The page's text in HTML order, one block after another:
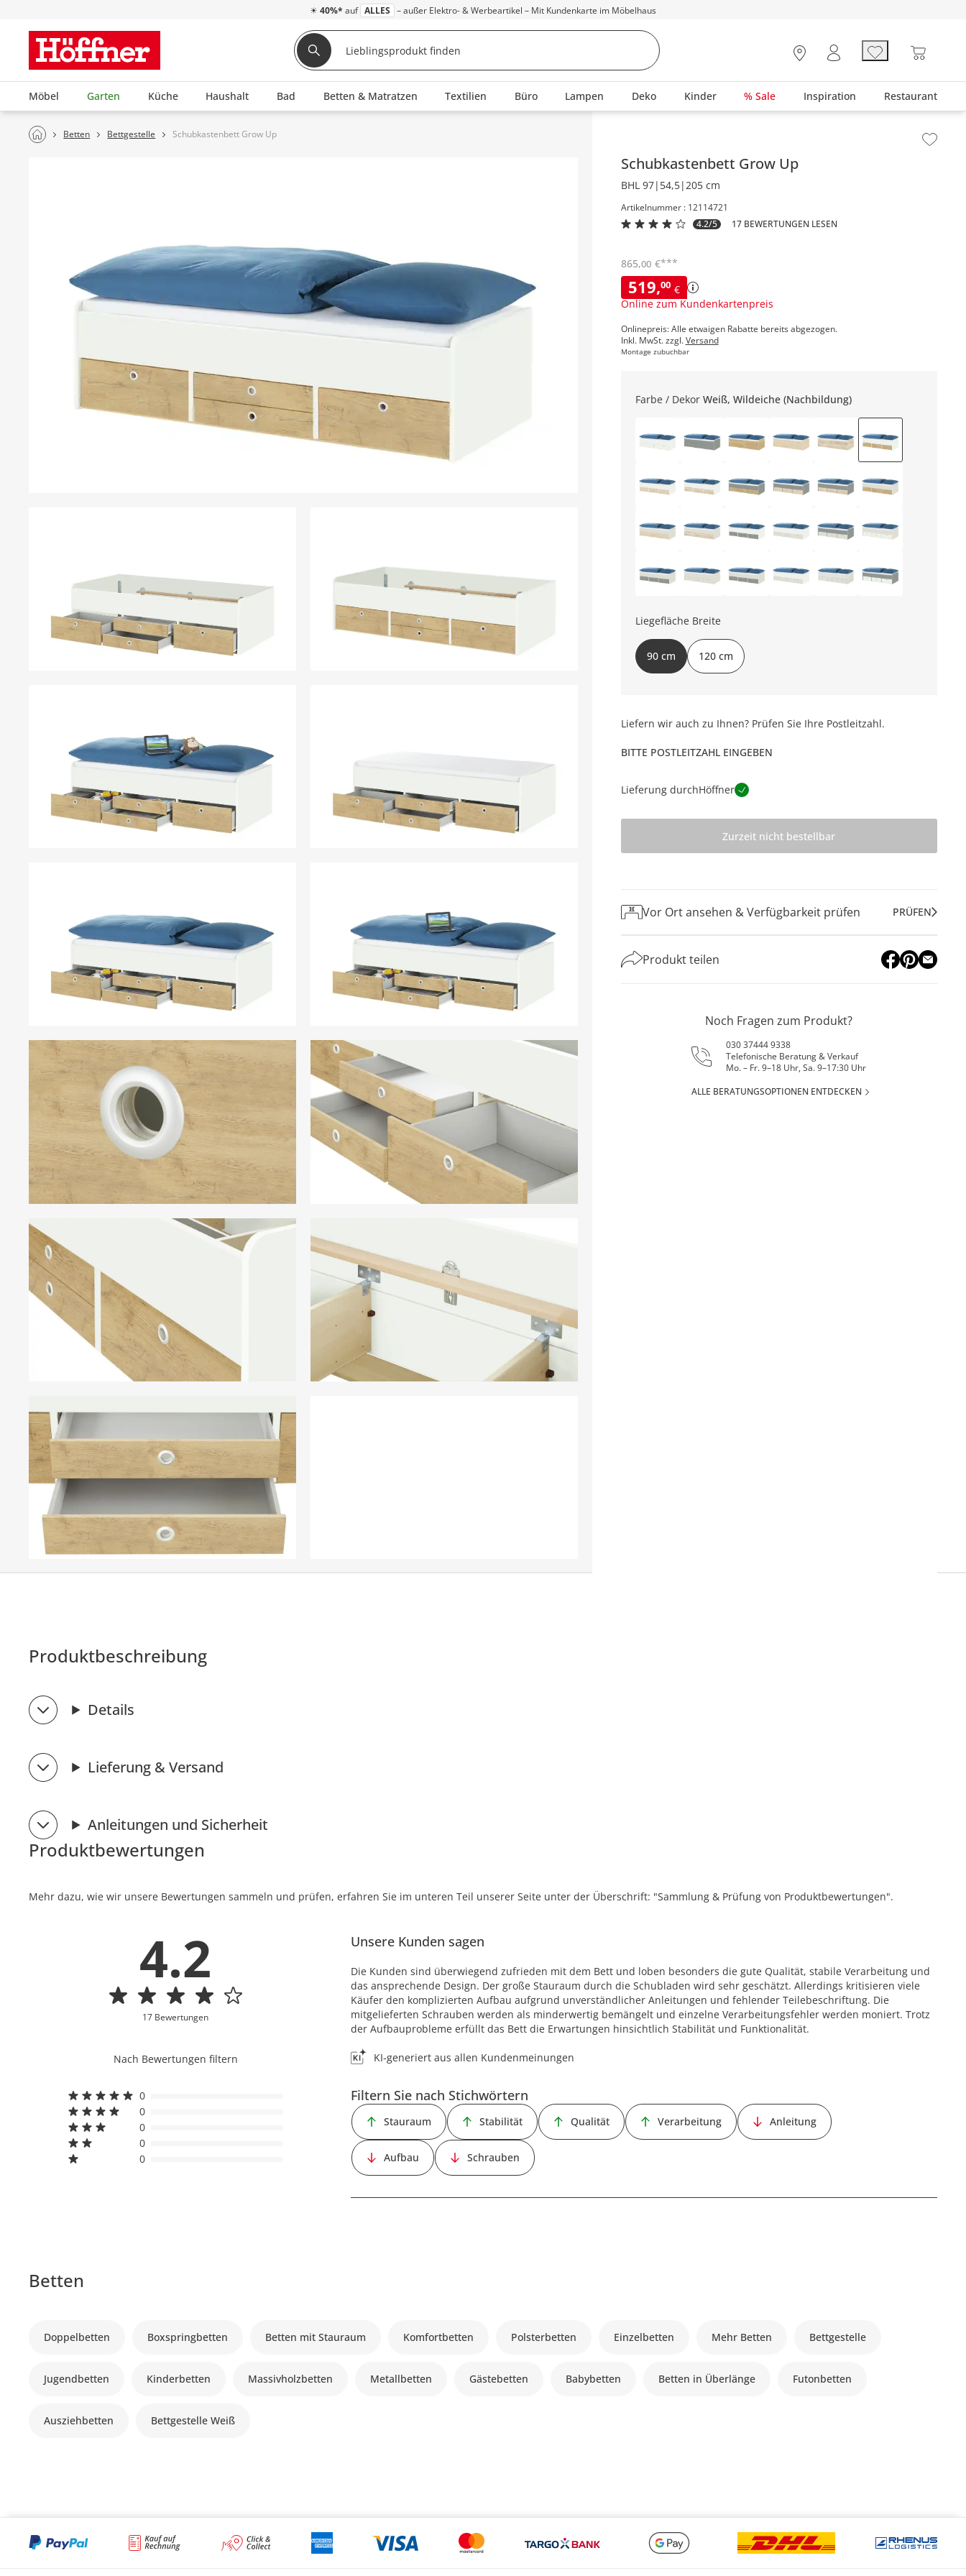
☀ 40%* auf ALLES – außer Elektro- & Werbeartikel – Mit Kundenkarte im Möbelhaus
Möbel Garten Küche Haushalt Bad Betten & Matratzen Textilien Büro Lampen Deko Kinder % Sale Inspiration Restaurant
Betten Bettgestelle Schubkastenbett Grow Up
Schubkastenbett Grow Up
BHL 97|54,5|205 cm
Artikelnummer : 12114721
4.2/5
17 BEWERTUNGEN LESEN
519,00 €
Online zum Kundenkartenpreis
865,00 €***
Onlinepreis: Alle etwaigen Rabatte bereits abgezogen.
Inkl. MwSt. zzgl.Versand
Montage zubuchbar
Farbe / Dekor Weiß, Wildeiche (Nachbildung)
Liegefläche Breite
90 cm 120 cm
Liefern wir auch zu Ihnen? Prüfen Sie Ihre Postleitzahl.
BITTE POSTLEITZAHL EINGEBEN
Lieferung durchHöffner
Zurzeit nicht bestellbar
Vor Ort ansehen & Verfügbarkeit prüfen PRÜFEN
Produkt teilen
Noch Fragen zum Produkt?
030 37444 9338
Telefonische Beratung & Verkauf
Mo. – Fr. 9–18 Uhr, Sa. 9–17:30 Uhr
ALLE BERATUNGSOPTIONEN ENTDECKEN
Produktbeschreibung
Details
Lieferung & Versand
Anleitungen und Sicherheit
Produktbewertungen
Mehr dazu, wie wir unsere Bewertungen sammeln und prüfen, erfahren Sie im unteren Teil unserer Seite unter der Überschrift: "Sammlung & Prüfung von Produktbewertungen".
4.2
17 Bewertungen
Nach Bewertungen filtern
0
0
0
0
0
Unsere Kunden sagen
Die Kunden sind überwiegend zufrieden mit dem Bett und loben besonders die gute Qualität, stabile Verarbeitung und
das ansprechende Design. Der große Stauraum durch die Schubladen wird sehr geschätzt. Allerdings kritisieren viele
Käufer den komplizierten Aufbau aufgrund unverständlicher Anleitungen und fehlender Teilebeschriftung. Die
mitgelieferten Schrauben werden als minderwertig bemängelt und einzelne Verarbeitungsfehler werden moniert. Trotz
der Aufbauprobleme erfüllt das Bett die Erwartungen hinsichtlich Stabilität und Funktionalität.
KI-generiert aus allen Kundenmeinungen
Filtern Sie nach Stichwörtern
Stauraum Stabilität Qualität Verarbeitung Anleitung
Aufbau Schrauben
Betten
Doppelbetten Boxspringbetten Betten mit Stauraum Komfortbetten Polsterbetten Einzelbetten Mehr Betten Bettgestelle
Jugendbetten Kinderbetten Massivholzbetten Metallbetten Gästebetten Babybetten Betten in Überlänge Futonbetten
Ausziehbetten Bettgestelle Weiß